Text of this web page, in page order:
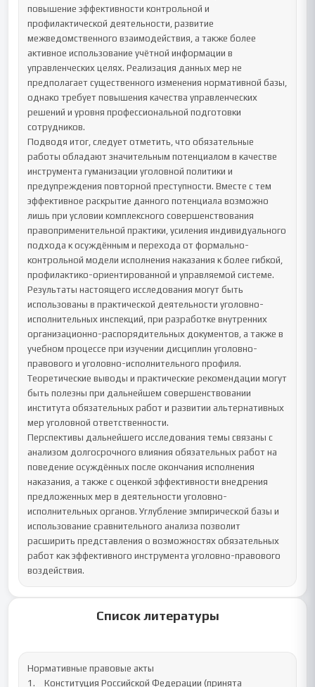
повышение эффективности контрольной и
профилактической деятельности, развитие
межведомственного взаимодействия, а также более
активное использование учётной информации в
управленческих целях. Реализация данных мер не
предполагает существенного изменения нормативной базы,
однако требует повышения качества управленческих
решений и уровня профессиональной подготовки
сотрудников.
Подводя итог, следует отметить, что обязательные
работы обладают значительным потенциалом в качестве
инструмента гуманизации уголовной политики и
предупреждения повторной преступности. Вместе с тем
эффективное раскрытие данного потенциала возможно
лишь при условии комплексного совершенствования
правоприменительной практики, усиления индивидуального
подхода к осуждённым и перехода от формально-
контрольной модели исполнения наказания к более гибкой,
профилактико-ориентированной и управляемой системе.
Результаты настоящего исследования могут быть
использованы в практической деятельности уголовно-
исполнительных инспекций, при разработке внутренних
организационно-распорядительных документов, а также в
учебном процессе при изучении дисциплин уголовно-
правового и уголовно-исполнительного профиля.
Теоретические выводы и практические рекомендации могут
быть полезны при дальнейшем совершенствовании
института обязательных работ и развитии альтернативных
мер уголовной ответственности.
Перспективы дальнейшего исследования темы связаны с
анализом долгосрочного влияния обязательных работ на
поведение осуждённых после окончания исполнения
наказания, а также с оценкой эффективности внедрения
предложенных мер в деятельности уголовно-
исполнительных органов. Углубление эмпирической базы и
использование сравнительного анализа позволит
расширить представления о возможностях обязательных
работ как эффективного инструмента уголовно-правового
воздействия.
Список литературы
Нормативные правовые акты
1.	Конституция Российской Федерации (принята